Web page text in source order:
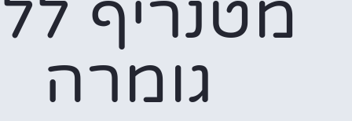
מטנריף
גומרה